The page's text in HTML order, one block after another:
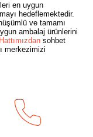
en uygun
hedeflemektedir.
ve tamamı
ambalaj ürünlerini
sohbet
merkezimizi